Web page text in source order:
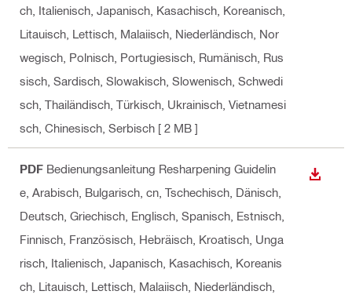
ch, Italienisch, Japanisch, Kasachisch, Koreanisch,
Litauisch, Lettisch, Malaiisch, Niederländisch, Nor
wegisch, Polnisch, Portugiesisch, Rumänisch, Rus
sisch, Sardisch, Slowakisch, Slowenisch, Schwedi
sch, Thailändisch, Türkisch, Ukrainisch, Vietnamesi
sch, Chinesisch, Serbisch [ 2 MB ]
PDF Bedienungsanleitung Resharpening Guidelin
e , Arabisch, Bulgarisch, cn, Tschechisch, Dänisch,
Deutsch, Griechisch, Englisch, Spanisch, Estnisch,
Finnisch, Französisch, Hebräisch, Kroatisch, Unga
risch, Italienisch, Japanisch, Kasachisch, Koreanis
ch, Litauisch, Lettisch, Malaiisch, Niederländisch,